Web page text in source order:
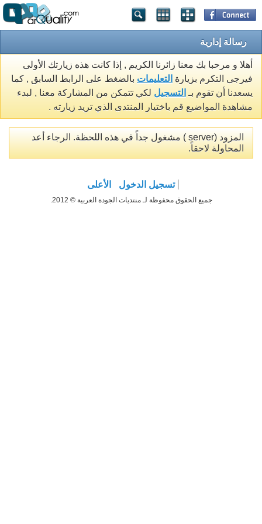
رسالة إدارية
أهلا و مرحبا بك معنا زائرنا الكريم , إذا كانت هذه زيارتك الأولى
فيرجى التكرم بزيارة التعليمات بالضغط على الرابط السابق , كما
يسعدنا أن تقوم بـ التسجيل لكي تتمكن من المشاركة معنا , لبدء
مشاهدة المواضيع قم باختيار المنتدى الذي تريد زيارته .
المزود (server ) مشغول جداً في هذه اللحظة. الرجاء أعد
المحاولة لاحقاً.
تسجيل الدخول الأعلى
جميع الحقوق محفوظة لـ منتديات الجودة العربية © 2012.